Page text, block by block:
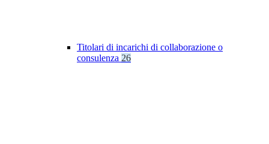
Titolari di incarichi di collaborazione o
consulenza 26